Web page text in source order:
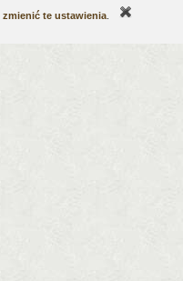
zmienić te ustawienia